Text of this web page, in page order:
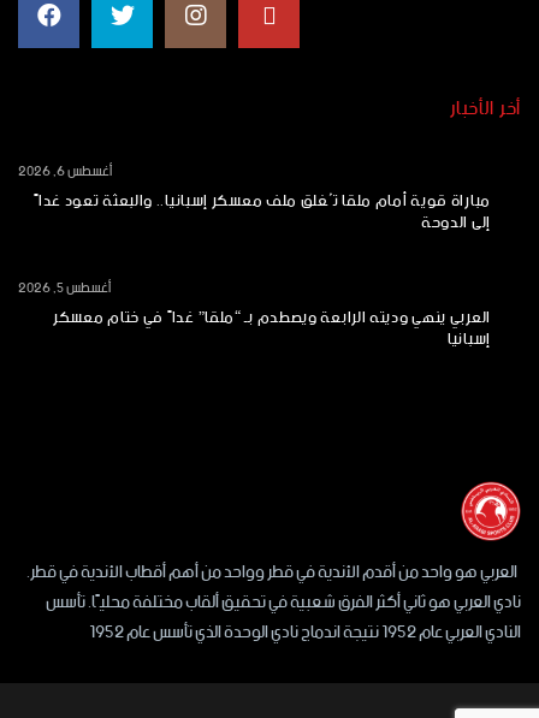
أخر الأخبار
مباراة قوية أمام ملقا تُغلق ملف معسكر إسبانيا.. والبعثة تعود غداً
إلى الدوحة
أغسطس 6, 2026
العربي ينهي وديته الرابعة ويصطدم بـ “ملقا” غداً في ختام معسكر
إسبانيا
أغسطس 5, 2026
العربي هو واحد من أقدم الأندية في قطر وواحد من أهم أقطاب الأندية في قطر.
نادي العربي هو ثاني أكثر الفرق شعبية في تحقيق ألقاب مختلفة محليًا. تأسس
النادي العربي عام 1952 نتيجة اندماج نادي الوحدة الذي تأسس عام 1952